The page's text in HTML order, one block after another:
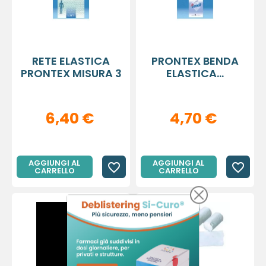
Aggiungi alla lista dei desideri
Crea lista dei desideri
Nome lista dei desideri
Accedi
Devi avere effettuato l'accesso per salvare dei
prodotti nella tua lista dei desideri.
RETE ELASTICA
PRONTEX MISURA 3
6,40 €
AGGIUNGI AL
CARRELLO favorite_border
PRONTEX BENDA
ELASTICA...
4,70 €
AGGIUNGI AL
CARRELLO favorite_border